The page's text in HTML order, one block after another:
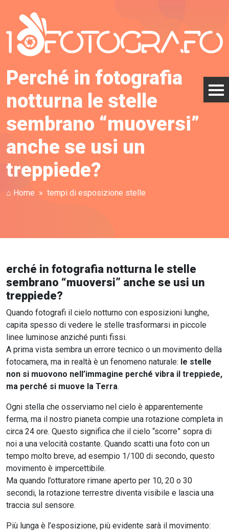
Perché in fotografia
notturna le stelle
sembrano “muoversi”
anche se usi un
treppiede?
⌂ Home tempi di esposizione stelle
erché in fotografia notturna le stelle
sembrano “muoversi” anche se usi un
treppiede?
Quando fotografi il cielo notturno con esposizioni lunghe,
capita spesso di vedere le stelle trasformarsi in piccole
linee luminose anziché punti fissi.
A prima vista sembra un errore tecnico o un movimento della
fotocamera, ma in realtà è un fenomeno naturale: le stelle
non si muovono nell’immagine perché vibra il treppiede,
ma perché si muove la Terra.
Ogni stella che osserviamo nel cielo è apparentemente
ferma, ma il nostro pianeta compie una rotazione completa in
circa 24 ore. Questo significa che il cielo “scorre” sopra di
noi a una velocità costante. Quando scatti una foto con un
tempo molto breve, ad esempio 1/100 di secondo, questo
movimento è impercettibile.
Ma quando l’otturatore rimane aperto per 10, 20 o 30
secondi, la rotazione terrestre diventa visibile e lascia una
traccia sul sensore.
Più lunga è l’esposizione, più evidente sarà il movimento: